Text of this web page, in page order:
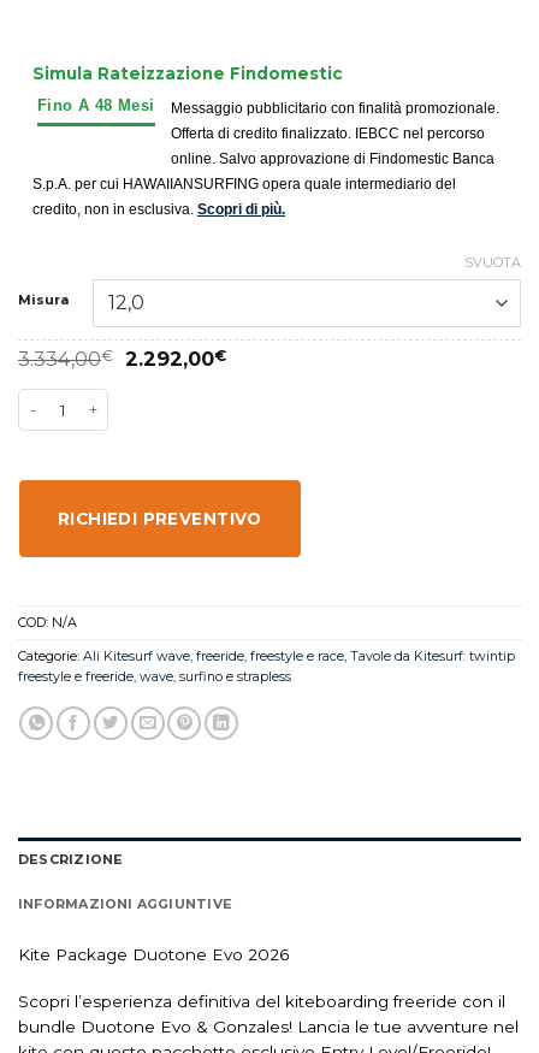
Simula Rateizzazione Findomestic
Messaggio pubblicitario con finalità promozionale.
Offerta di credito finalizzato. IEBCC nel percorso
online. Salvo approvazione di Findomestic Banca
S.p.A. per cui HAWAIIANSURFING opera quale intermediario del
credito, non in esclusiva. Scopri di più.
Misura
SVUOTA
3.334,00€ 2.292,00€
RICHIEDI PREVENTIVO
COD: N/A
Categorie: Ali Kitesurf wave, freeride, freestyle e race Tavole da Kitesurf: twintip
freestyle e freeride, wave, surfino e strapless
DESCRIZIONE
INFORMAZIONI AGGIUNTIVE
Kite Package Duotone Evo 2026
Scopri l’esperienza definitiva del kiteboarding freeride con il
bundle Duotone Evo & Gonzales! Lancia le tue avventure nel